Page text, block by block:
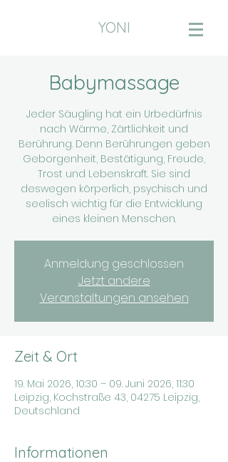
YONI
Babymassage
Jeder Säugling hat ein Urbedürfnis
nach Wärme, Zärtlichkeit und
Berührung. Denn Berührungen geben
Geborgenheit, Bestätigung, Freude,
Trost und Lebenskraft. Sie sind
deswegen körperlich, psychisch und
seelisch wichtig für die Entwicklung
eines kleinen Menschen.
Anmeldung geschlossen
Jetzt andere
Veranstaltungen ansehen
Zeit & Ort
19. Mai 2026, 10:30 – 09. Juni 2026, 11:30
Leipzig, Kochstraße 43, 04275 Leipzig,
Deutschland
Informationen